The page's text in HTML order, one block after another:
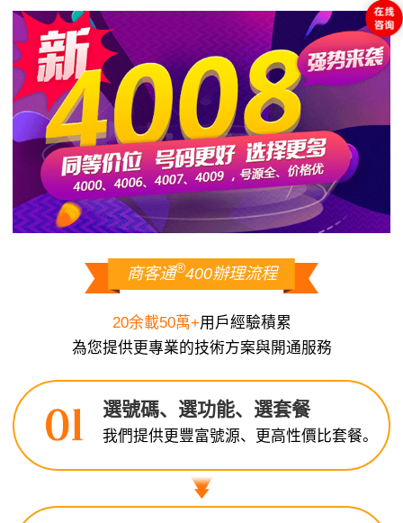
商客通®400辦理流程
20余載50萬+用戶經驗積累
為您提供更專業的技術方案與開通服務
選號碼、選功能、選套餐
我們提供更豐富號源、更高性價比套餐。